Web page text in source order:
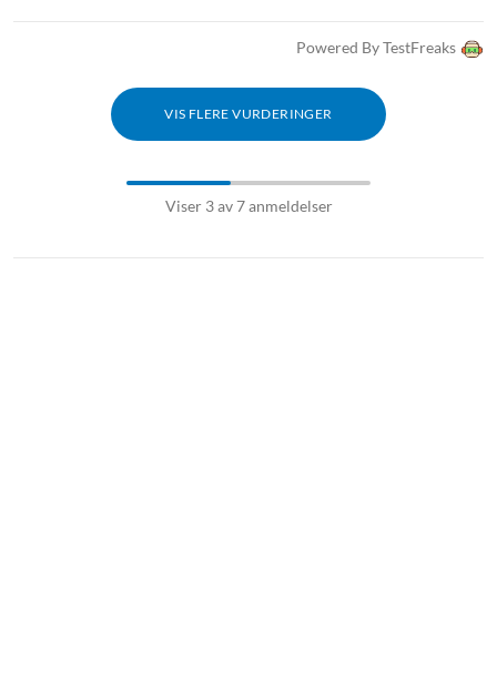
Powered By TestFreaks
VIS FLERE VURDERINGER
Viser 3 av 7 anmeldelser